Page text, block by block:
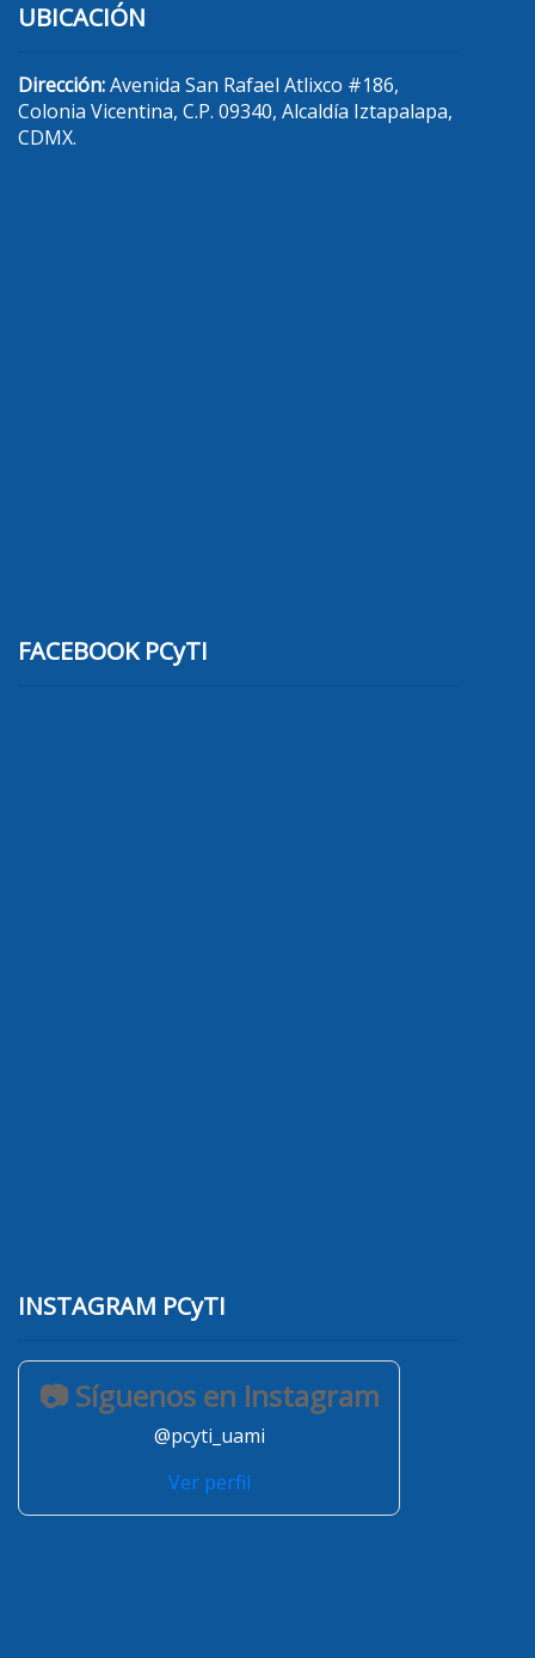
UBICACIÓN
Dirección:Avenida San Rafael Atlixco #186,
Colonia Vicentina, C.P. 09340, Alcaldía Iztapalapa,
CDMX.
FACEBOOK PCyTI
INSTAGRAM PCyTI
📷 Síguenos en Instagram
@pcyti_uami
Ver perfil